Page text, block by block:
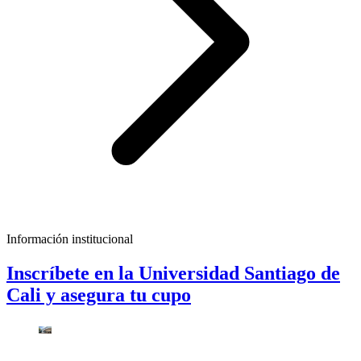
Información institucional
Inscríbete en la Universidad Santiago de
Cali y asegura tu cupo